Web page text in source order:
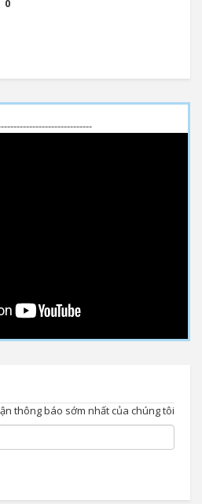
0
thông báo sớm nhất của chúng tôi